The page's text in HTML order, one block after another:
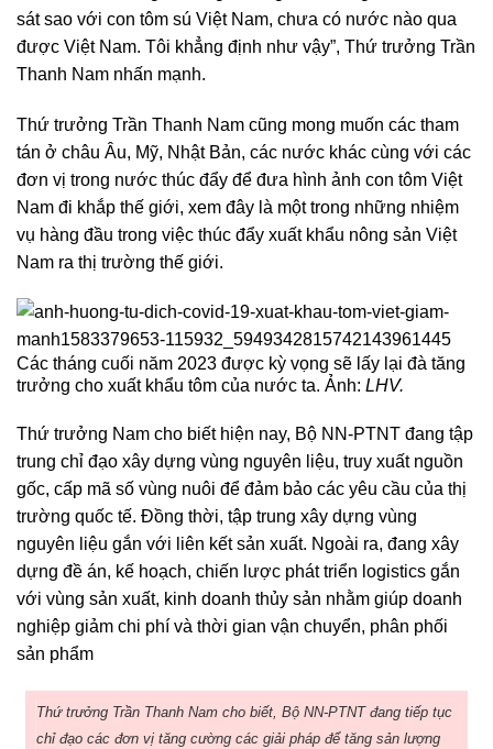
sát sao với con tôm sú Việt Nam, chưa có nước nào qua
được Việt Nam. Tôi khẳng định như vậy”, Thứ trưởng Trần
Thanh Nam nhấn mạnh.
Thứ trưởng Trần Thanh Nam cũng mong muốn các tham
tán ở châu Âu, Mỹ, Nhật Bản, các nước khác cùng với các
đơn vị trong nước thúc đẩy để đưa hình ảnh con tôm Việt
Nam đi khắp thế giới, xem đây là một trong những nhiệm
vụ hàng đầu trong việc thúc đẩy xuất khẩu nông sản Việt
Nam ra thị trường thế giới.
Các tháng cuối năm 2023 được kỳ vọng sẽ lấy lại đà tăng
trưởng cho xuất khẩu tôm của nước ta. Ảnh: LHV.
Thứ trưởng Nam cho biết hiện nay, Bộ NN-PTNT đang tập
trung chỉ đạo xây dựng vùng nguyên liệu, truy xuất nguồn
gốc, cấp mã số vùng nuôi để đảm bảo các yêu cầu của thị
trường quốc tế. Đồng thời, tập trung xây dựng vùng
nguyên liệu gắn với liên kết sản xuất. Ngoài ra, đang xây
dựng đề án, kế hoạch, chiến lược phát triển logistics gắn
với vùng sản xuất, kinh doanh thủy sản nhằm giúp doanh
nghiệp giảm chi phí và thời gian vận chuyển, phân phối
sản phẩm
Thứ trưởng Trần Thanh Nam cho biết, Bộ NN-PTNT đang tiếp tục
chỉ đạo các đơn vị tăng cường các giải pháp để tăng sản lượng